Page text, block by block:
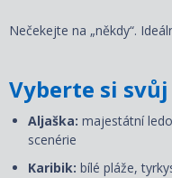
Nečekejte na „někdy“.
Vyberte si
Aljaška: majestátní
scenérie
Karibik: bílé pláže,